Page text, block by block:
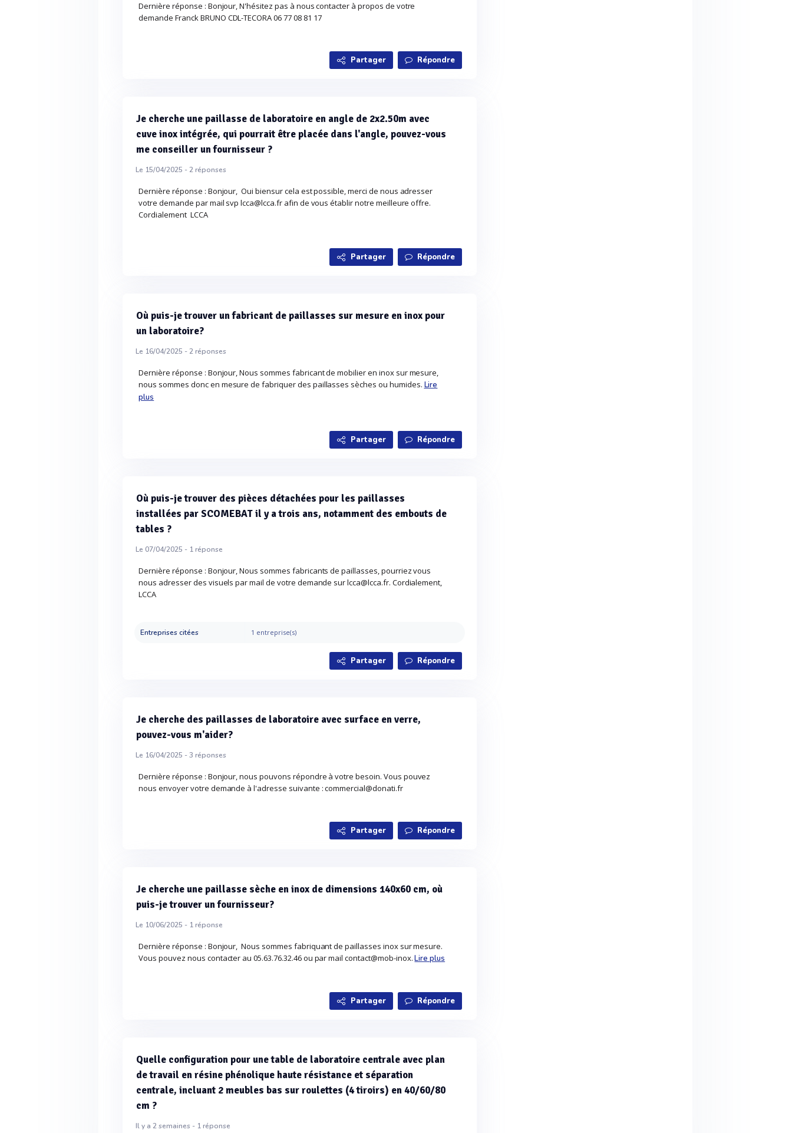
Dernière réponse : Bonjour, N'hésitez pas à nous contacter à propos de votre
demande Franck BRUNO CDL-TECORA 06 77 08 81 17
Partager Répondre
Je cherche une paillasse de laboratoire en angle de 2x2.50m avec
cuve inox intégrée, qui pourrait être placée dans l'angle, pouvez-vous
me conseiller un fournisseur ?
Le 15/04/2025 -2réponses
Dernière réponse : Bonjour, Oui biensur cela est possible, merci de nous adresser
votre demande par mail svp lcca@lcca.fr afin de vous établir notre meilleure offre.
Cordialement LCCA
Partager Répondre
Où puis-je trouver un fabricant de paillasses sur mesure en inox pour
un laboratoire?
Le 16/04/2025 -2réponses
Dernière réponse : Bonjour, Nous sommes fabricant de mobilier en inox sur mesure,
nous sommes donc en mesure de fabriquer des paillasses sèches ou humides. Lire
plus
Partager Répondre
Où puis-je trouver des pièces détachées pour les paillasses
installées par SCOMEBAT il y a trois ans, notamment des embouts de
tables ?
Le 07/04/2025 - 1réponse
Dernière réponse : Bonjour, Nous sommes fabricants de paillasses, pourriez vous
nous adresser des visuels par mail de votre demande sur lcca@lcca.fr. Cordialement,
LCCA
Entreprises citées 1 entreprise(s)
Partager Répondre
Je cherche des paillasses de laboratoire avec surface en verre,
pouvez-vous m'aider?
Le 16/04/2025 -3 réponses
Dernière réponse : Bonjour, nous pouvons répondre à votre besoin. Vous pouvez
nous envoyer votre demande à l'adresse suivante : commercial@donati.fr
Partager Répondre
Je cherche une paillasse sèche en inox de dimensions 140x60 cm, où
puis-je trouver un fournisseur?
Le 10/06/2025 - 1réponse
Dernière réponse : Bonjour, Nous sommes fabriquant de paillasses inox sur mesure.
Vous pouvez nous contacter au 05.63.76.32.46 ou par mail contact@mob-inox.Lire plus
Partager Répondre
Quelle configuration pour une table de laboratoire centrale avec plan
de travail en résine phénolique haute résistance et séparation
centrale, incluant 2 meubles bas sur roulettes (4 tiroirs) en 40/60/80
cm ?
Il y a 2 semaines - 1réponse